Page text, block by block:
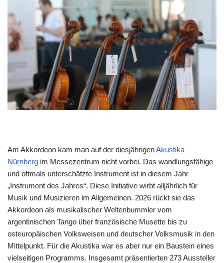
Am Akkordeon kam man auf der diesjährigenAkustika
Nürnberg im Messezentrum nicht vorbei. Das wandlungsfähige
und oftmals unterschätzte Instrument ist in diesem Jahr
„Instrument des Jahres“. Diese Initiative wirbt alljährlich für
Musik und Musizieren im Allgemeinen. 2026 rückt sie das
Akkordeon als musikalischer Weltenbummler vom
argentinischen Tango über französische Musette bis zu
osteuropäischen Volksweisen und deutscher Volksmusik in den
Mittelpunkt. Für die Akustika war es aber nur ein Baustein eines
vielseitigen Programms. Insgesamt präsentierten 273 Aussteller